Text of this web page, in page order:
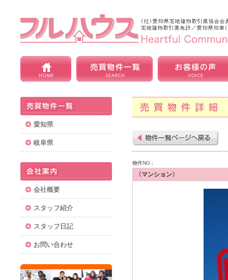
愛知県
岐阜県
会社概要
スタッフ紹介
スタッフ日記
お問い合わせ
物件NO：
〈マンション〉